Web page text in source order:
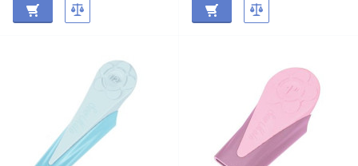
Ремонт
Корисні
поради
Контакти